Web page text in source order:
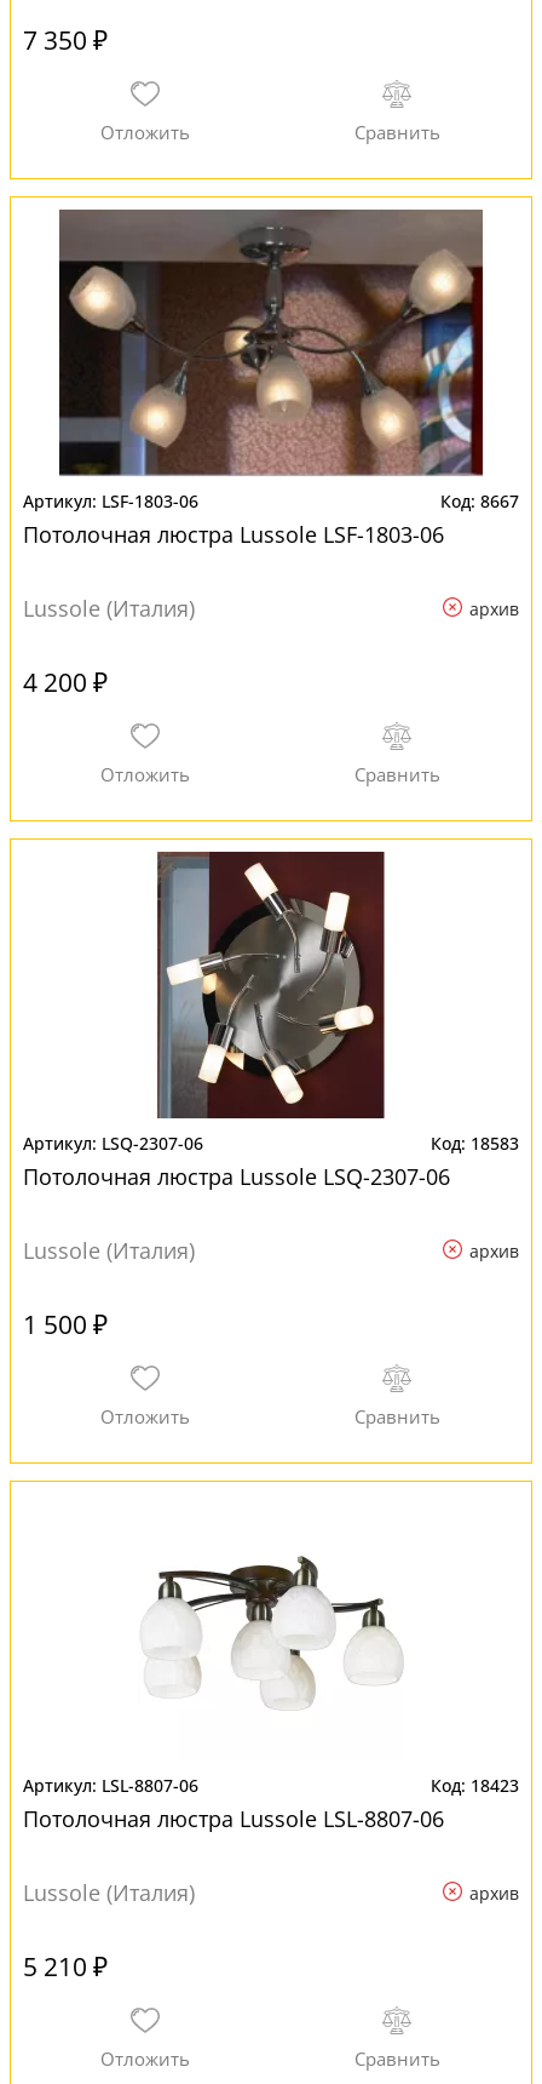
7 350 ₽
LSF-1803-06 8667
Потолочная люстра Lussole LSF-1803-06
Lussole (Италия) архив
4 200 ₽
LSQ-2307-06 18583
Потолочная люстра Lussole LSQ-2307-06
Lussole (Италия) архив
1 500 ₽
LSL-8807-06 18423
Потолочная люстра Lussole LSL-8807-06
Lussole (Италия) архив
5 210 ₽